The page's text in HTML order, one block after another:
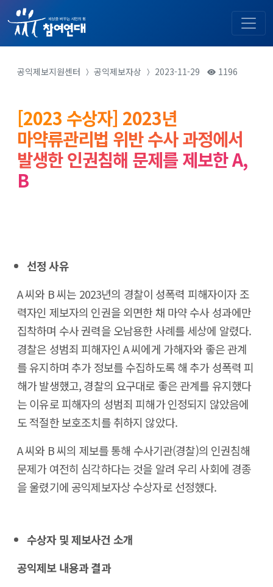
공익제보지원센터 공익제보자상 2023-11-29 1196
[2023 수상자] 2023년
마약류관리법 위반 수사 과정에서
발생한 인권침해 문제를 제보한 A,
B
선정 사유
A 씨와 B 씨는 2023년의 경찰이 성폭력 피해자이자 조
력자인 제보자의 인권을 외면한 채 마약 수사 성과에만
집착하며 수사 권력을 오남용한 사례를 세상에 알렸다.
경찰은 성범죄 피해자인 A 씨에게 가해자와 좋은 관계
를 유지하며 추가 정보를 수집하도록 해 추가 성폭력 피
해가 발생했고, 경찰의 요구대로 좋은 관계를 유지했다
는 이유로 피해자의 성범죄 피해가 인정되지 않았음에
도 적절한 보호조치를 취하지 않았다.
A 씨와 B 씨의 제보를 통해 수사기관(경찰)의 인권침해
문제가 여전히 심각하다는 것을 알려 우리 사회에 경종
을 울렸기에 공익제보자상 수상자로 선정했다.
수상자 및 제보사건 소개
공익제보 내용과 결과